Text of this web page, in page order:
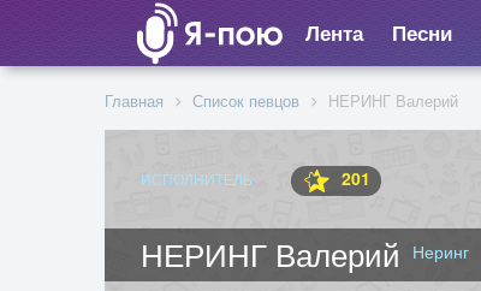
Лента Песни
Главная Список певцов НЕРИНГ Валерий
ИСПОЛНИТЕЛЬ 201
НЕРИНГ Валерий Неринг